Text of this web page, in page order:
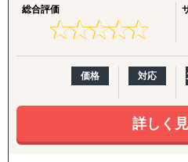
『集客活動チーム』
↳ 多言語サイト制作
↳ 広告運用（Google／Meta な
会社管理、クロスボーダー
で、国際ビジネスのすべての
特に、会計・税務・法務・労
製していることが、他のコン
〈主要サービス〉
総合評価
★★★★★
★★★★★
価格 対応
詳しく